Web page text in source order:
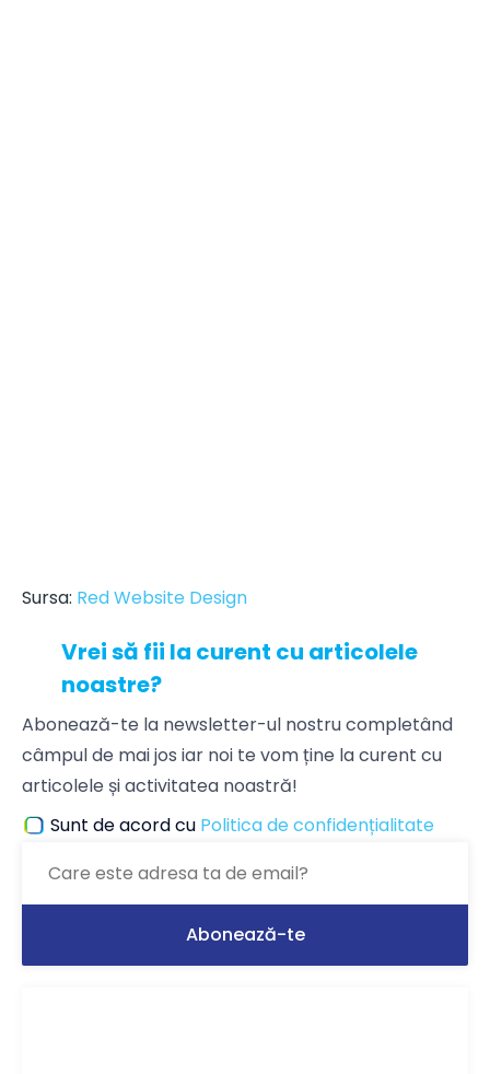
Sursa: Red Website Design
Vrei să fii la curent cu articolele
noastre?
Abonează-te la newsletter-ul nostru completând
câmpul de mai jos iar noi te vom ține la curent cu
articolele și activitatea noastră!
Sunt de acord cu Politica de confidențialitate